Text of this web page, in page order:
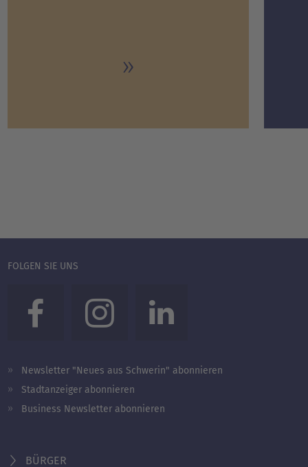
FOLGEN SIE UNS
Newsletter "Neues aus Schwerin" abonnieren
Stadtanzeiger abonnieren
Business Newsletter abonnieren
BÜRGER